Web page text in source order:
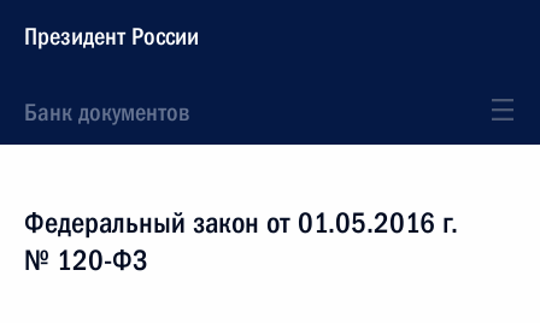
Президент России
Банк документов
Федеральный закон от 01.05.2016 г.
№ 120-ФЗ